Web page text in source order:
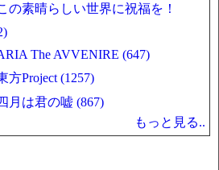
の素晴らしい世界に祝福を！
The AVVENIRE (647)
方Project (1257)
月は君の嘘 (867)
もっと見る..